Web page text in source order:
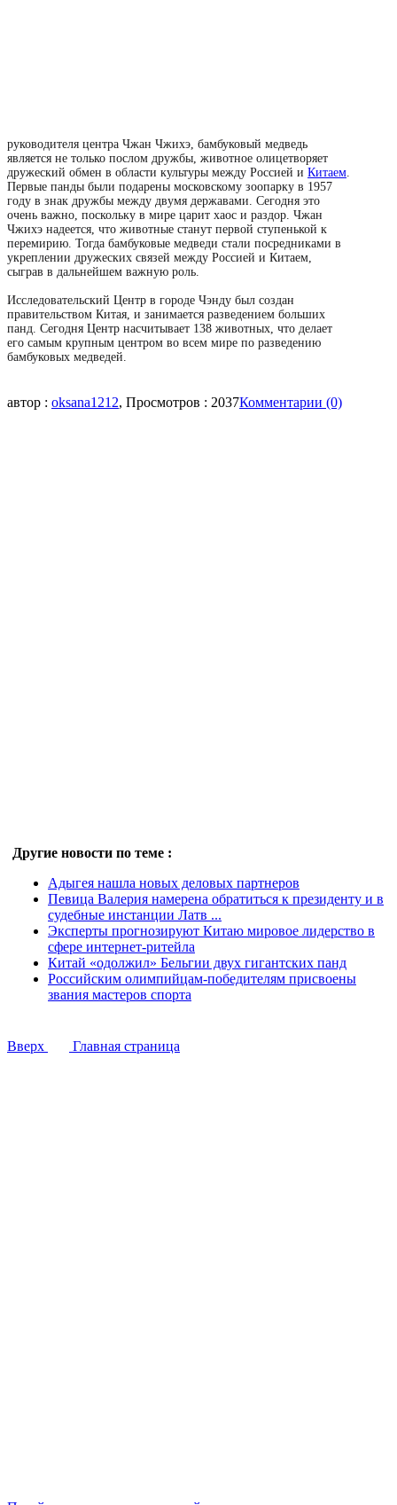
руководителя центра Чжан Чжихэ, бамбуковый медведь
является не только послом дружбы, животное олицетворяет
дружеский обмен в области культуры между Россией и Китаем.
Первые панды были подарены московскому зоопарку в 1957
году в знак дружбы между двумя державами. Сегодня это
очень важно, поскольку в мире царит хаос и раздор. Чжан
Чжихэ надеется, что животные станут первой ступенькой к
перемирию. Тогда бамбуковые медведи стали посредниками в
укреплении дружеских связей между Россией и Китаем,
сыграв в дальнейшем важную роль.
Исследовательский Центр в городе Чэнду был создан
правительством Китая, и занимается разведением больших
панд. Сегодня Центр насчитывает 138 животных, что делает
его самым крупным центром во всем мире по разведению
бамбуковых медведей.
автор : oksana1212, Просмотров : 2037Комментарии (0)
Другие новости по теме :
Адыгея нашла новых деловых партнеров
Певица Валерия намерена обратиться к президенту и в
судебные инстанции Латв ...
Эксперты прогнозируют Китаю мировое лидерство в
сфере интернет-ритейла
Китай «одолжил» Бельгии двух гигантских панд
Российским олимпийцам-победителям присвоены
звания мастеров спорта
Вверх Главная страница